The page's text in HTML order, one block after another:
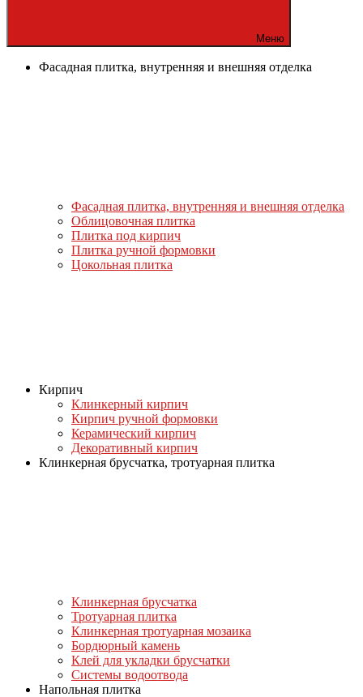
Меню
Фасадная плитка, внутренняя и внешняя отделка
Фасадная плитка, внутренняя и внешняя отделка
Облицовочная плитка
Плитка под кирпич
Плитка ручной формовки
Цокольная плитка
Кирпич
Клинкерный кирпич
Кирпич ручной формовки
Керамический кирпич
Декоративный кирпич
Клинкерная брусчатка, тротуарная плитка
Клинкерная брусчатка
Тротуарная плитка
Клинкерная тротуарная мозаика
Бордюрный камень
Клей для укладки брусчатки
Системы водоотвода
Напольная плитка